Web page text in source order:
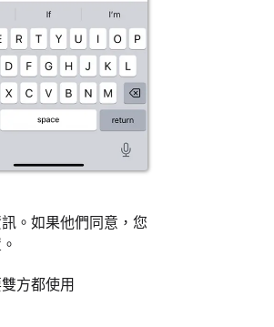
。如果他們同意，您
方都使用